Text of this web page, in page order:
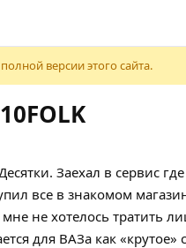
версии этого сайта.
Заехал в сервис
все в знакомом
мне не хотелось
для ВАЗа как